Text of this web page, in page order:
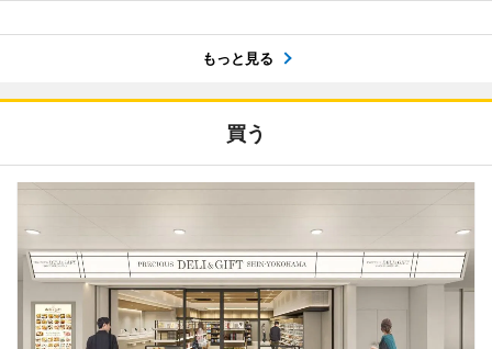
もっと見る
買う